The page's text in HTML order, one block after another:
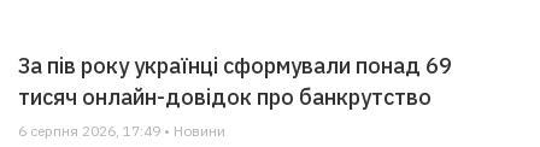
За пів року українці сформували понад 69
тисяч онлайн-довідок про банкрутство
6 серпня 2026, 17:49 • Новини